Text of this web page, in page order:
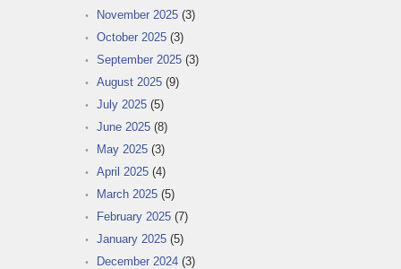
November 2025 (3)
October 2025 (3)
September 2025 (3)
August 2025 (9)
July 2025 (5)
June 2025 (8)
May 2025 (3)
April 2025 (4)
March 2025 (5)
February 2025 (7)
January 2025 (5)
December 2024 (3)